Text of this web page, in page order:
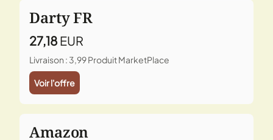
Darty FR
27,18 EUR
Livraison : 3,99Produit MarketPlace
Voir l'offre
Amazon